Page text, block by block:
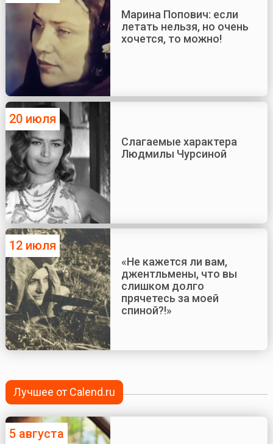
Марина Попович: если
летать нельзя, но очень
хочется, то можно!
20 июля
Слагаемые характера
Людмилы Чурсиной
12 июля
«Не кажется ли вам,
джентльмены, что вы
слишком долго
прячетесь за моей
спиной?!»
Лучшее от Calend.ru
5 августа